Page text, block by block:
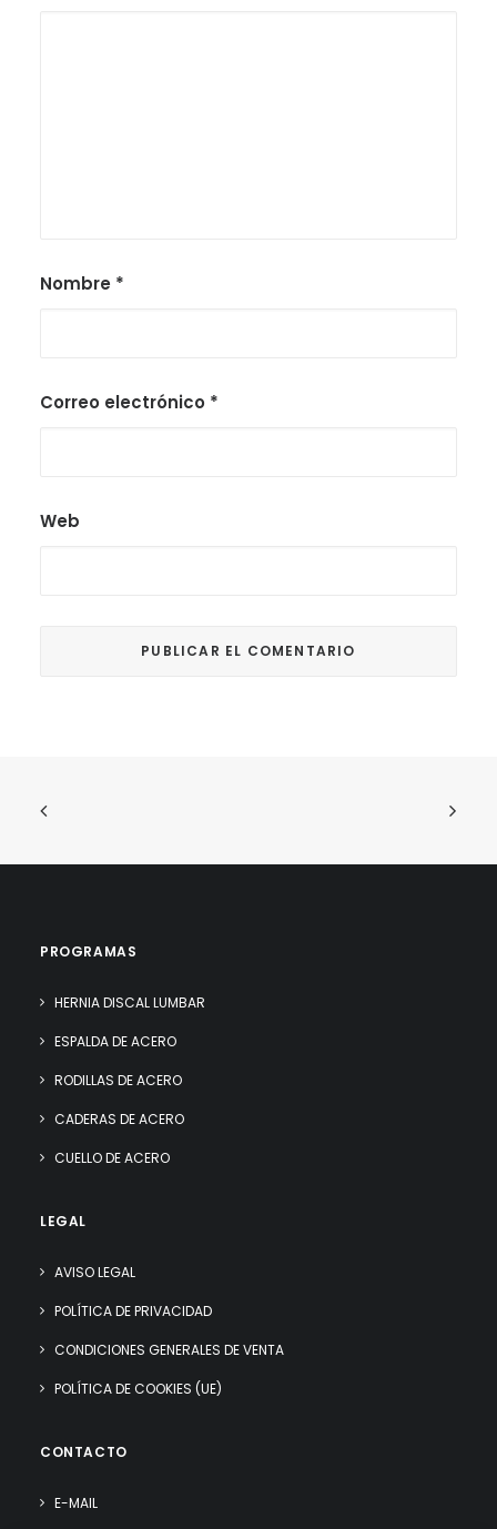
Nombre *
Correo electrónico *
Web
PROGRAMAS
HERNIA DISCAL LUMBAR
ESPALDA DE ACERO
RODILLAS DE ACERO
CADERAS DE ACERO
CUELLO DE ACERO
LEGAL
AVISO LEGAL
POLÍTICA DE PRIVACIDAD
CONDICIONES GENERALES DE VENTA
POLÍTICA DE COOKIES (UE)
CONTACTO
E-MAIL